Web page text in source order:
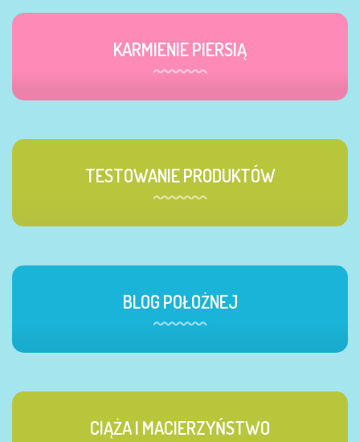
KARMIENIE PIERSIĄ
TESTOWANIE PRODUKTÓW
BLOG POŁOŻNEJ
CIĄŻA I MACIERZYŃSTWO